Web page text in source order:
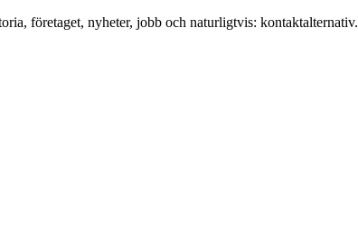
företaget, nyheter, jobb och naturligtvis: kontaktalternativ.